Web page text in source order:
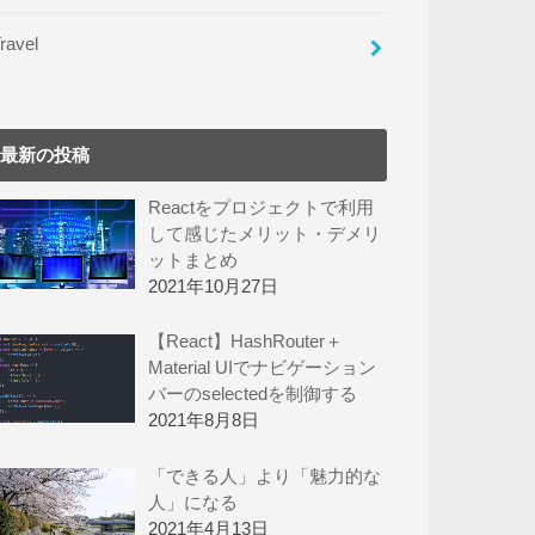
最新の投稿
Reactをプロジェクトで利用
して感じたメリット・デメリ
ットまとめ
2021年10月27日
【React】HashRouter＋
Material UIでナビゲーション
バーのselectedを制御する
2021年8月8日
「できる人」より「魅力的な
人」になる
2021年4月13日